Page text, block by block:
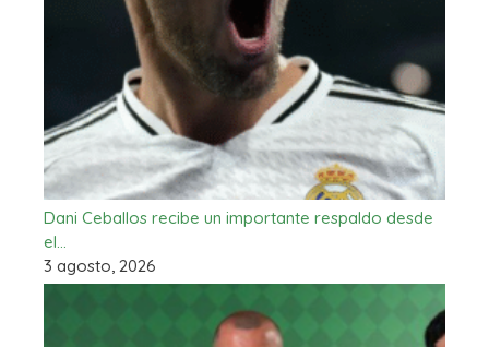
Dani Ceballos recibe un importante respaldo desde
el…
3 agosto, 2026